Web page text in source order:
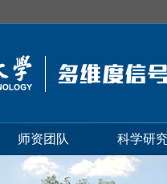
师资团队 科学研